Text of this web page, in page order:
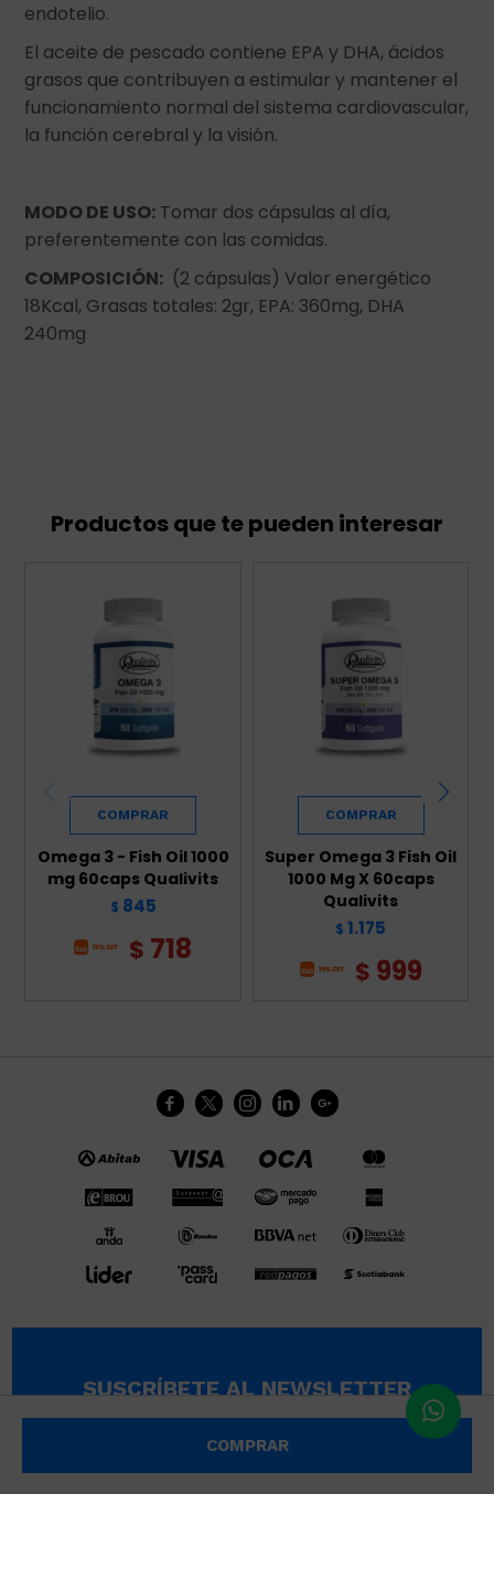
COMPRAR
endotelio.
El aceite de pescado contiene EPA y DHA, ácidos
grasos que contribuyen a estimular y mantener el
funcionamiento normal del sistema cardiovascular,
la función cerebral y la visión.
MODO DE USO: Tomar dos cápsulas al día,
preferentemente con las comidas.
COMPOSICIÓN: (2 cápsulas) Valor energético
18Kcal, Grasas totales: 2gr, EPA: 360mg, DHA
240mg
Productos que te pueden interesar
Omega 3 - Fish Oil 1000
mg 60caps Qualivits
$ 845
$ 718
Super Omega 3 Fish Oil
1000 Mg X 60caps
Qualivits
$ 1.175
$ 999
    
SUSCRÍBETE AL NEWSLETTER
SUSCRIBIRME